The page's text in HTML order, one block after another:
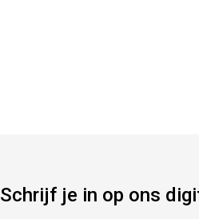
Schrijf je in op ons